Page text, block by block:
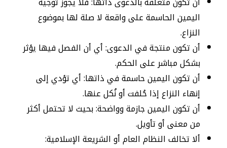
اليمين الحاسمة على واقعة لا صلة لها بموضوع
النزاع.
أن تكون منتجة في الدعوى: أي أن الفصل فيها يؤثر
بشكل مباشر على الحكم.
أن تكون اليمين حاسمة في ذاتها: أي تؤدي إلى
إنهاء النزاع إذا حُلفت أو نُكل عنها.
أن تكون اليمين جازمة وواضحة: بحيث لا تحتمل أكثر
من معنى أو تأويل.
ألا تخالف النظام العام أو الشريعة الإسلامية: